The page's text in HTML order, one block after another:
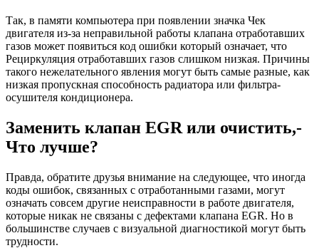
Так, в памяти компьютера при появлении значка Чек
двигателя из-за неправильной работы клапана отработавших
газов может появиться код ошибки который означает, что
Рециркуляция отработавших газов слишком низкая. Причины
такого нежелательного явления могут быть самые разные, как
низкая пропускная способность радиатора или фильтра-
осушителя кондиционера.
Заменить клапан EGR или очистить,-
Что лучше?
Правда, обратите друзья внимание на следующее, что иногда
коды ошибок, связанных с отработанными газами, могут
означать совсем другие неисправности в работе двигателя,
которые никак не связаны с дефектами клапана EGR. Но в
большинстве случаев с визуальной диагностикой могут быть
трудности.